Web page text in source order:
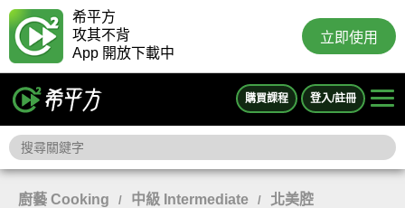
希平方
攻其不背
App 開放下載中
立即使用
購買課程 登入/註冊
廚藝 Cooking / 中級 Intermediate / 北美腔